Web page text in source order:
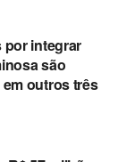
por integrar
são
outros três